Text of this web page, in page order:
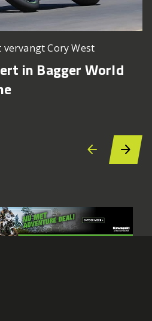
vervangt Cory West
in Bagger World